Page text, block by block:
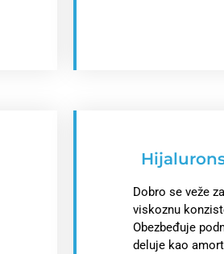
Dobro se veže
viskoznu
Obezbeđuje
deluje kao